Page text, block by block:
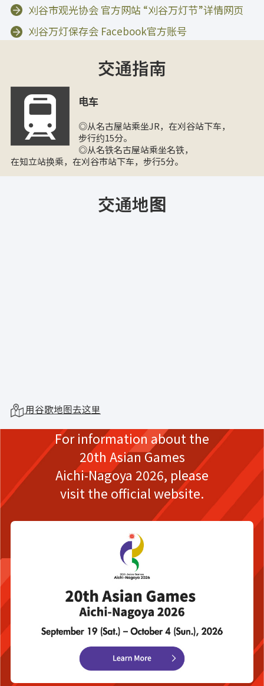
刈谷市观光协会 官方网站 “刈谷万灯节”详情网页
刈谷万灯保存会 Facebook官方账号
交通指南
电车
◎从名古屋站乘坐JR，在刈谷站下车，
步行约15分。
◎从名铁名古屋站乘坐名铁，
在知立站换乘，在刈谷市站下车，步行5分。
交通地图
用谷歌地图去这里
For information about the
20th Asian Games
Aichi-Nagoya 2026, please
visit the official website.